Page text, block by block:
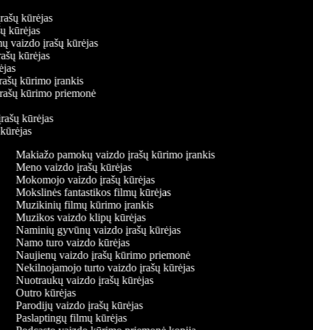
kūrėjas
kūrėjas
vaizdo įrašų kūrėjas
kūrėjas
kūrimo įrankis
kūrimo priemonė
kūrėjas
Makiažo pamokų vaizdo įrašų kūrimo įrankis
Meno vaizdo įrašų kūrėjas
Mokomojo vaizdo įrašų kūrėjas
Mokslinės fantastikos filmų kūrėjas
Muzikinių filmų kūrimo įrankis
Muzikos vaizdo klipų kūrėjas
Naminių gyvūnų vaizdo įrašų kūrėjas
Namo turo vaizdo kūrėjas
Naujienų vaizdo įrašų kūrimo priemonė
Nekilnojamojo turto vaizdo įrašų kūrėjas
Nuotraukų vaizdo įrašų kūrėjas
Outro kūrėjas
Parodijų vaizdo įrašų kūrėjas
Paslaptingų filmų kūrėjas